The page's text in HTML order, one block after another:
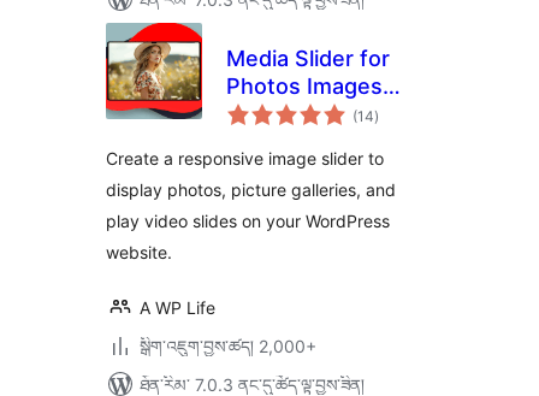
Media Slider for
Photos Images
Videos
(14གདེང་
འཇོག་
ཚང་།
)
Create a responsive image slider to
display photos, picture galleries, and
play video slides on your WordPress
website.
A WP Life
སྒྲིག་འཇུག་བྱས་ཚད། 2,000+
ཐོན་རིམ་ 7.0.3 ནང་དུ་ཚོད་ལྟ་བྱས་ཟིན།